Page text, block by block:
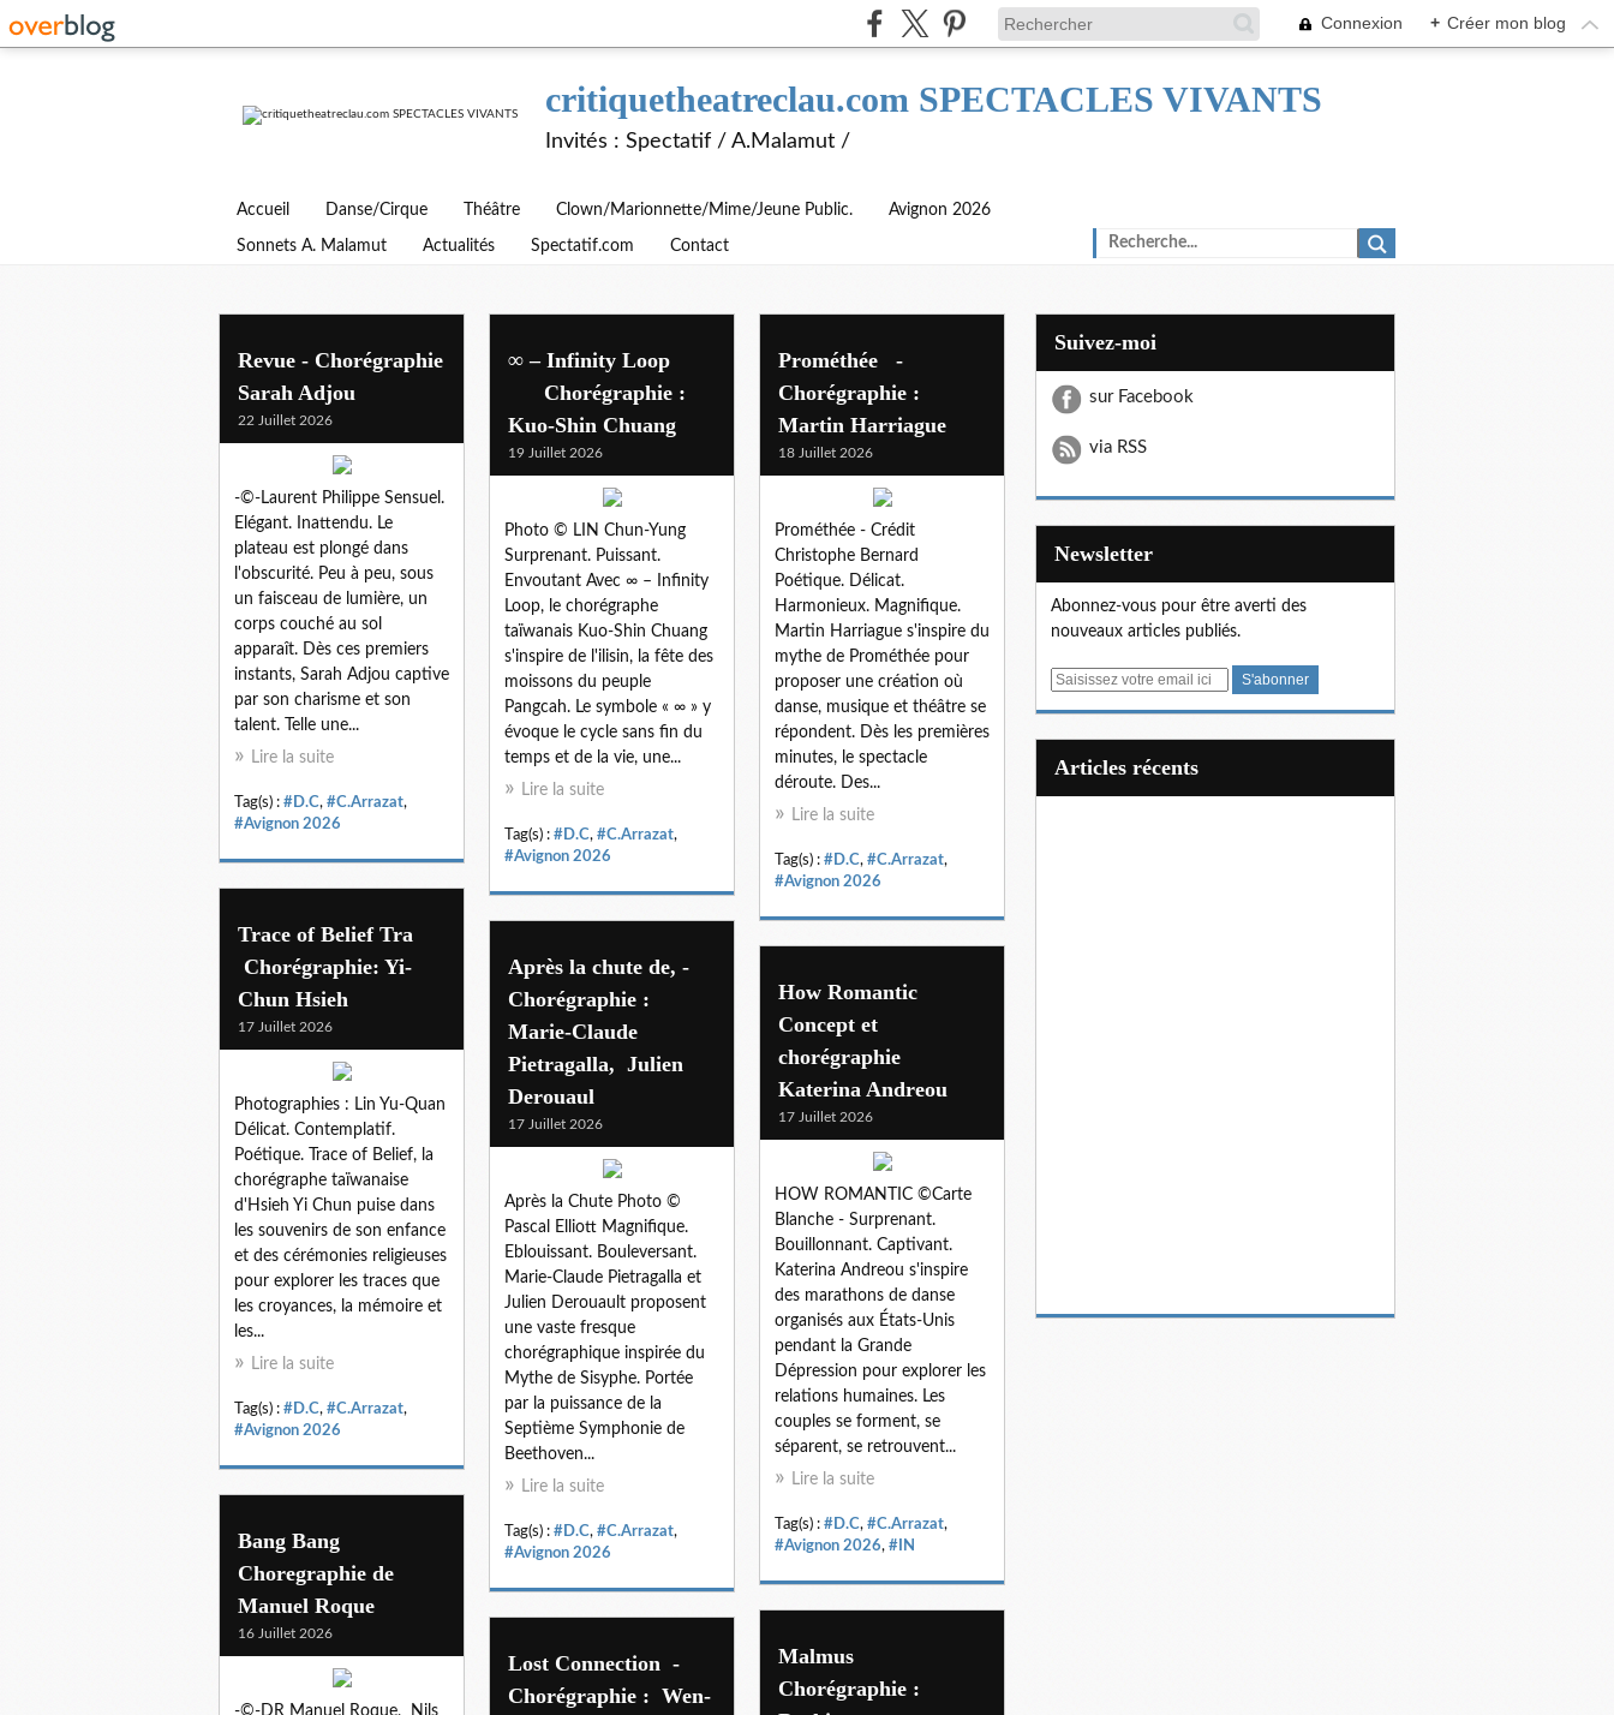
Connexion + Créer mon blog
critiquetheatreclau.com SPECTACLES VIVANTS
Invités : Spectatif / A.Malamut /
Accueil Danse/Cirque Théâtre Clown/Marionnette/Mime/Jeune Public. Avignon 2026
Sonnets A. Malamut Actualités Spectatif.com Contact
d.c
Revue - Chorégraphie
Sarah Adjou
22 Juillet 2026
-©-Laurent Philippe Sensuel.
Elégant. Inattendu. Le
plateau est plongé dans
l'obscurité. Peu à peu, sous
un faisceau de lumière, un
corps couché au sol
apparaît. Dès ces premiers
instants, Sarah Adjou captive
par son charisme et son
talent. Telle une...
Lire la suite
Tag(s) : #D.C, #C.Arrazat,
#Avignon 2026
∞ ‒ Infinity Loop
Chorégraphie :
Kuo-Shin Chuang
19 Juillet 2026
Photo © LIN Chun-Yung
Surprenant. Puissant.
Envoutant Avec ∞ – Infinity
Loop, le chorégraphe
taïwanais Kuo-Shin Chuang
s'inspire de l'ilisin, la fête des
moissons du peuple
Pangcah. Le symbole « ∞ » y
évoque le cycle sans fin du
temps et de la vie, une...
Lire la suite
Tag(s) : #D.C, #C.Arrazat,
#Avignon 2026
Prométhée -
Chorégraphie :
Martin Harriague
18 Juillet 2026
Prométhée - Crédit
Christophe Bernard
Poétique. Délicat.
Harmonieux. Magnifique.
Martin Harriague s'inspire du
mythe de Prométhée pour
proposer une création où
danse, musique et théâtre se
répondent. Dès les premières
minutes, le spectacle
déroute. Des...
Lire la suite
Tag(s) : #D.C, #C.Arrazat,
#Avignon 2026
Trace of Belief Tra
Chorégraphie: Yi-
Chun Hsieh
17 Juillet 2026
Photographies : Lin Yu-Quan
Délicat. Contemplatif.
Poétique. Trace of Belief, la
chorégraphe taïwanaise
d'Hsieh Yi Chun puise dans
les souvenirs de son enfance
et des cérémonies religieuses
pour explorer les traces que
les croyances, la mémoire et
les...
Lire la suite
Tag(s) : #D.C, #C.Arrazat,
#Avignon 2026
Après la chute de, -
Chorégraphie :
Marie-Claude
Pietragalla, Julien
Derouaul
17 Juillet 2026
Après la Chute Photo ©
Pascal Elliott Magnifique.
Eblouissant. Bouleversant.
Marie-Claude Pietragalla et
Julien Derouault proposent
une vaste fresque
chorégraphique inspirée du
Mythe de Sisyphe. Portée
par la puissance de la
Septième Symphonie de
Beethoven...
Lire la suite
Tag(s) : #D.C, #C.Arrazat,
#Avignon 2026
How Romantic
Concept et
chorégraphie
Katerina Andreou
17 Juillet 2026
HOW ROMANTIC ©Carte
Blanche - Surprenant.
Bouillonnant. Captivant.
Katerina Andreou s'inspire
des marathons de danse
organisés aux États-Unis
pendant la Grande
Dépression pour explorer les
relations humaines. Les
couples se forment, se
séparent, se retrouvent...
Lire la suite
Tag(s) : #D.C, #C.Arrazat,
#Avignon 2026, #IN
Bang Bang
Choregraphie de
Manuel Roque
16 Juillet 2026
-©-DR Manuel Roque, Nils
Malmus
Chorégraphie :
Lost Connection -
Chorégraphie : Wen-
Suivez-moi
sur Facebook
via RSS
Newsletter
Abonnez-vous pour être averti des
nouveaux articles publiés.
E
articles récents